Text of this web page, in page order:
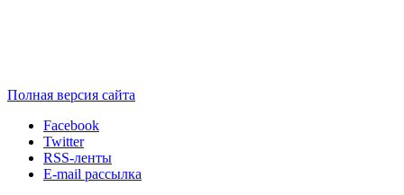
Полная версия сайта
Facebook
Twitter
RSS-ленты
E-mail рассылка